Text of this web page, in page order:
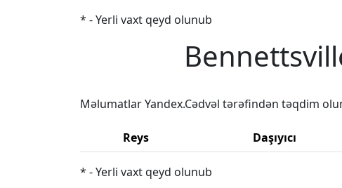
* - Yerli vaxt qeyd olunub
Məlumatlar Yandex.Cədvəl tərəfindən təqdim
Reys Daşıyıcı
* - Yerli vaxt qeyd olunub